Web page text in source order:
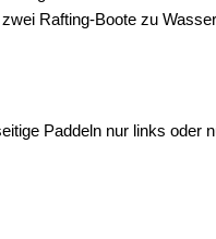
Rafting-Boote zu
Paddeln nur links